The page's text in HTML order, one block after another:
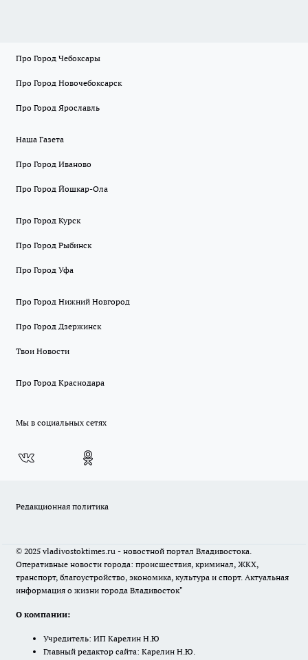
Про Город Чебоксары
Про Город Новочебоксарск
Про Город Ярославль
Наша Газета
Про Город Иваново
Про Город Йошкар-Ола
Про Город Курск
Про Город Рыбинск
Про Город Уфа
Про Город Нижний Новгород
Про Город Дзержинск
Твои Новости
Про Город Краснодара
Мы в социальных сетях
Редакционная политика
© 2025 vladivostoktimes.ru - новостной портал Владивостока.
Оперативные новости города: происшествия, криминал, ЖКХ,
транспорт, благоустройство, экономика, культура и спорт. Актуальная
информация о жизни города Владивосток"
О компании:
Учредитель: ИП Карелин Н.Ю
Главный редактор сайта: Карелин Н.Ю.